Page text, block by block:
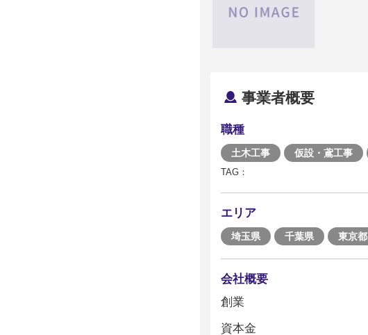
事業者概要
職種
土木工事 仮設・鳶工事
TAG：
エリア
埼玉県 千葉県 東京都
会社概要
創業
資本金